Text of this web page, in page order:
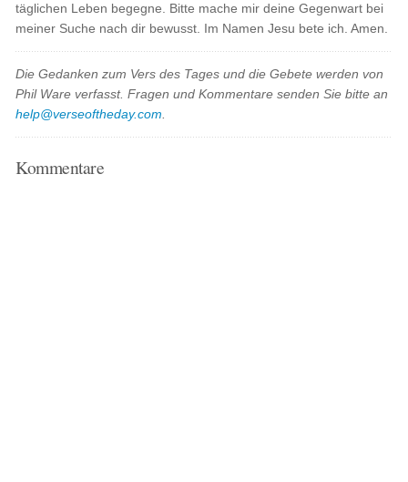
täglichen Leben begegne. Bitte mache mir deine Gegenwart bei
meiner Suche nach dir bewusst. Im Namen Jesu bete ich. Amen.
Die Gedanken zum Vers des Tages und die Gebete werden von
Phil Ware verfasst. Fragen und Kommentare senden Sie bitte an
help@verseoftheday.com
Kommentare